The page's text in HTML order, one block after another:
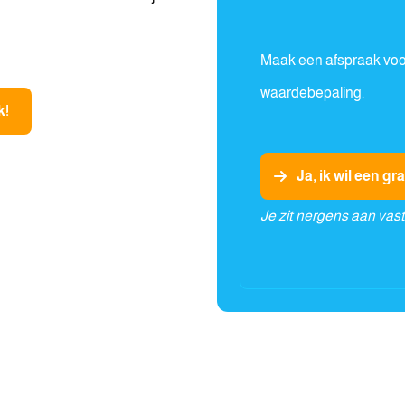
Maak een afspraak
waardebepaling.
Ja, ik wil een
Je zit nergens aan